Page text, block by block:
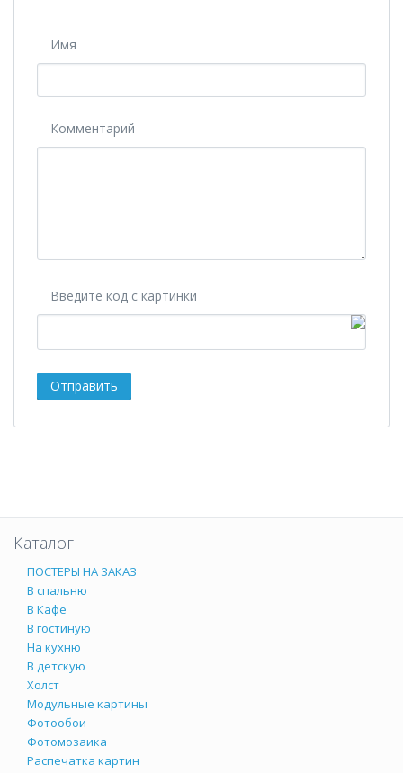
Имя
Комментарий
Введите код с картинки
Каталог
ПОСТЕРЫ НА ЗАКАЗ
В спальню
В Кафе
В гостиную
На кухню
В детскую
Холст
Модульные картины
Фотообои
Фотомозаика
Распечатка картин